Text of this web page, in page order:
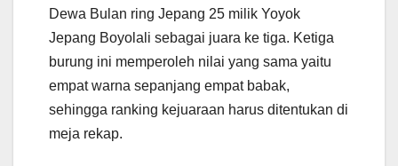
Dewa Bulan ring Jepang 25 milik Yoyok
Jepang Boyolali sebagai juara ke tiga. Ketiga
burung ini memperoleh nilai yang sama yaitu
empat warna sepanjang empat babak,
sehingga ranking kejuaraan harus ditentukan di
meja rekap.